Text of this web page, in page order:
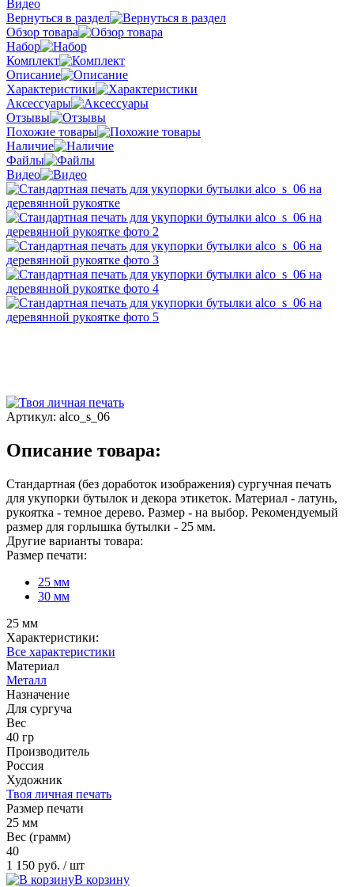
Видео
Вернуться в раздел
Обзор товара
Набор
Комплект
Описание
Характеристики
Аксессуары
Отзывы
Похожие товары
Наличие
Файлы
Видео
Артикул: alco_s_06
Описание товара:
Стандартная (без доработок изображения) сургучная печать
для укупорки бутылок и декора этикеток. Материал - латунь,
рукоятка - темное дерево. Размер - на выбор. Рекомендуемый
размер для горлышка бутылки - 25 мм.
Другие варианты товара:
Размер печати:
25 мм
30 мм
25 мм
Характеристики:
Все характеристики
Материал
Металл
Назначение
Для сургуча
Вес
40 гр
Производитель
Россия
Художник
Твоя личная печать
Размер печати
25 мм
Вес (грамм)
40
1 150 руб. / шт
В корзину